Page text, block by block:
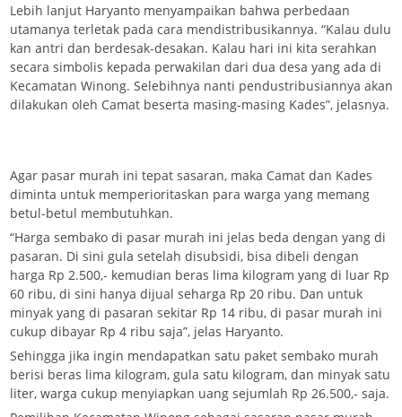
Lebih lanjut Haryanto menyampaikan bahwa perbedaan
utamanya terletak pada cara mendistribusikannya. “Kalau dulu
kan antri dan berdesak-desakan. Kalau hari ini kita serahkan
secara simbolis kepada perwakilan dari dua desa yang ada di
Kecamatan Winong. Selebihnya nanti pendustribusiannya akan
dilakukan oleh Camat beserta masing-masing Kades”, jelasnya.
Agar pasar murah ini tepat sasaran, maka Camat dan Kades
diminta untuk memperioritaskan para warga yang memang
betul-betul membutuhkan.
“Harga sembako di pasar murah ini jelas beda dengan yang di
pasaran. Di sini gula setelah disubsidi, bisa dibeli dengan
harga Rp 2.500,- kemudian beras lima kilogram yang di luar Rp
60 ribu, di sini hanya dijual seharga Rp 20 ribu. Dan untuk
minyak yang di pasaran sekitar Rp 14 ribu, di pasar murah ini
cukup dibayar Rp 4 ribu saja”, jelas Haryanto.
Sehingga jika ingin mendapatkan satu paket sembako murah
berisi beras lima kilogram, gula satu kilogram, dan minyak satu
liter, warga cukup menyiapkan uang sejumlah Rp 26.500,- saja.